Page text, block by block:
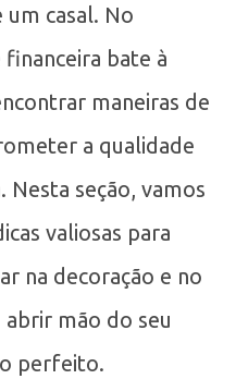
um casal. No
bate à
maneiras de
a qualidade
Nesta seção, vamos
valiosas para
na decoração e no
mão do seu
perfeito.